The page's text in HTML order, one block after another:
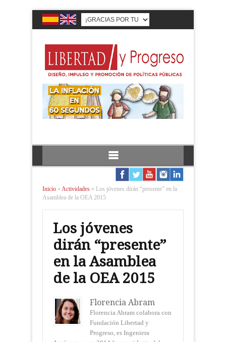
Inicio » Actividades » Los jóvenes dirán “presente” en la
Asamblea de la OEA 2015
Los jóvenes
dirán “presente”
en la Asamblea
de la OEA 2015
Florencia Abram
Florencia Abram colabora con
Fundación Libertad y
Progreso, es Ingeniera